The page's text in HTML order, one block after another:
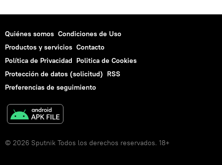
Quiénes somos Condiciones de Uso
Productos y servicios Contacto
Política de Privacidad Politica de Cookies
Protección de datos (solicitud) RSS
Preferencias de seguimiento
© 2026 Sputnik Todos los derechos reservados. 18+